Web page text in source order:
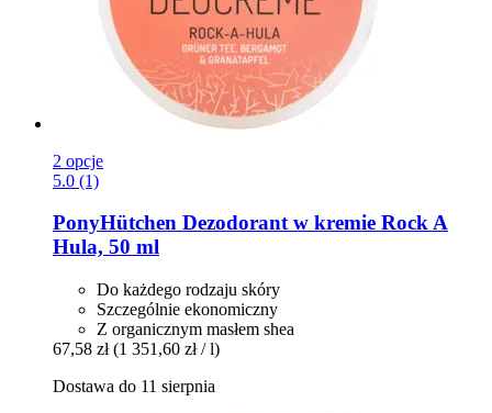
2 opcje
5.0 (1)
PonyHütchen Dezodorant w kremie Rock A
Hula, 50 ml
Do każdego rodzaju skóry
Szczególnie ekonomiczny
Z organicznym masłem shea
67,58 zł (1 351,60 zł / l)
Dostawa do 11 sierpnia